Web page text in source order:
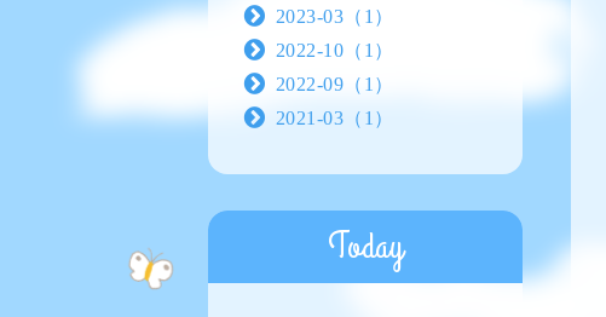
2023-03（1）
2022-10（1）
2022-09（1）
2021-03（1）
Today